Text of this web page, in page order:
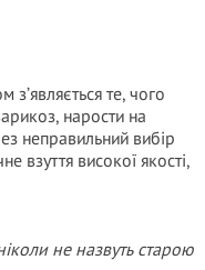
з’являється те, чого
нарости на
неправильний вибір
взуття високої якості,
не назвуть старою